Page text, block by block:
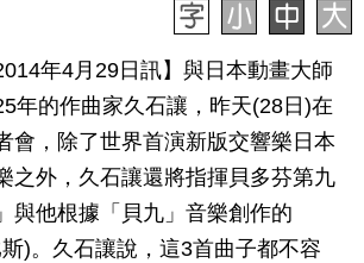
年4月29日訊】與日本動畫大師
年的作曲家久石讓，昨天(28日)在
會，除了世界首演新版交響樂日本
之外，久石讓還將指揮貝多芬第九
與他根據「貝九」音樂創作的
斯)。久石讓說，這3首曲子都不容